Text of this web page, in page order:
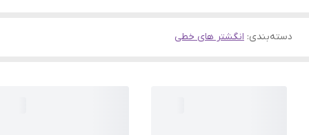
دسته‌بندی: انگشتر های خطی